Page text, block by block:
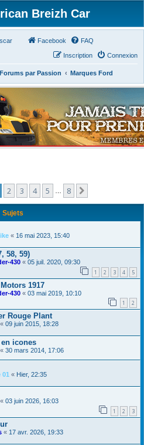
Breizh Car
Facebook FAQ
Connexion
Inscription
par Passion Marques Ford
1sur
2 3 4 5 8
Sujets
« 16 mai 2023, 15:40
58, 59)
430 « 05 juil. 2020, 09:30
1 2 3 4 5
1917
430 « 03 mai 2019, 10:10
1 2
Rouge Plant
« 09 juin 2015, 18:28
icones
« 30 mars 2014, 17:06
« Hier, 22:35
« 03 juin 2026, 16:03
1 2 3
« 17 avr. 2026, 19:33